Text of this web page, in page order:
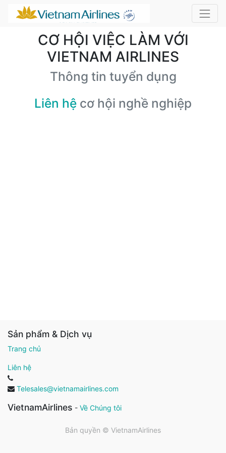
CƠ HỘI VIỆC LÀM VỚI
VIETNAM AIRLINES
Thông tin tuyển dụng
Liên hệ cơ hội nghề nghiệp
Sản phẩm & Dịch vụ
Trang chủ
Liên hệ
Telesales@vietnamairlines.com
VietnamAirlines - Về Chúng tôi
Bản quyền © VietnamAirlines